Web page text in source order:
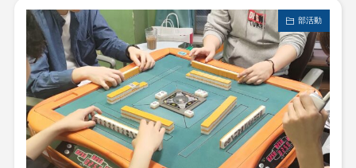
部活動